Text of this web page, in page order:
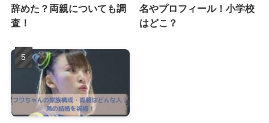
辞めた？両親についても調
査！
名やプロフィール！小学校
はどこ？